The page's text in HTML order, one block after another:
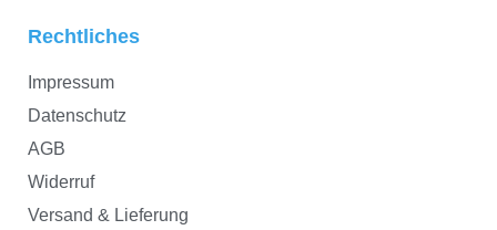
Rechtliches
Impressum
Datenschutz
AGB
Widerruf
Versand & Lieferung